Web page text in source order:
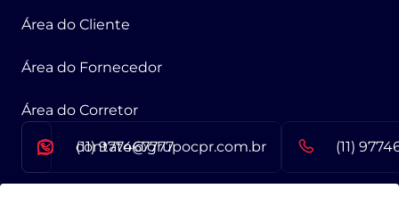
contato@grupocpr.com.br
(11) 977467777 (11)
Área do Cliente
Área do Fornecedor
Área do Corretor